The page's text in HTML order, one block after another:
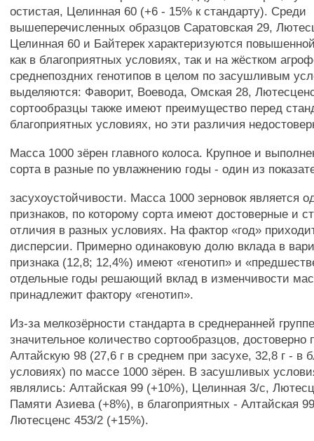
остистая, Целинная 60 (+6 - 15% к стандарту). Среди
вышеперечисленных образцов Саратовская 29,
Целинная 60 и Байтерек характеризуются
как в благоприятных условиях, так и на жёстком
среднепоздних генотипов в целом по засушливым
выделяются: Фаворит, Воевода, Омская 28,
сортообразцы также имеют преимущество перед
благоприятных условиях, но эти различия
Масса 1000 зёрен главного колоса. Крупное и
сорта в разные по увлажнению годы - один из
засухоустойчивости. Масса 1000 зерновок является
признаков, по которому сорта имеют достоверные и
отличия в разных условиях. На фактор «год»
дисперсии. Примерно одинаковую долю вклада в
признака (12,8; 12,4%) имеют «генотип» и
отдельные годы решающий вклад в изменчивости
принадлежит фактору «генотип».
Из-за мелкозёрности стандарта в среднеранней
значительное количество сортообразцов,
Алтайскую 98 (27,6 г в среднем при засухе, 32,8 г - в
условиях) по массе 1000 зёрен. В засушливых
являлись: Алтайская 99 (+10%), Целинная 3/с,
Памяти Азиева (+8%), в благоприятных - Алтайская
Лютесценс 453/2 (+15%).